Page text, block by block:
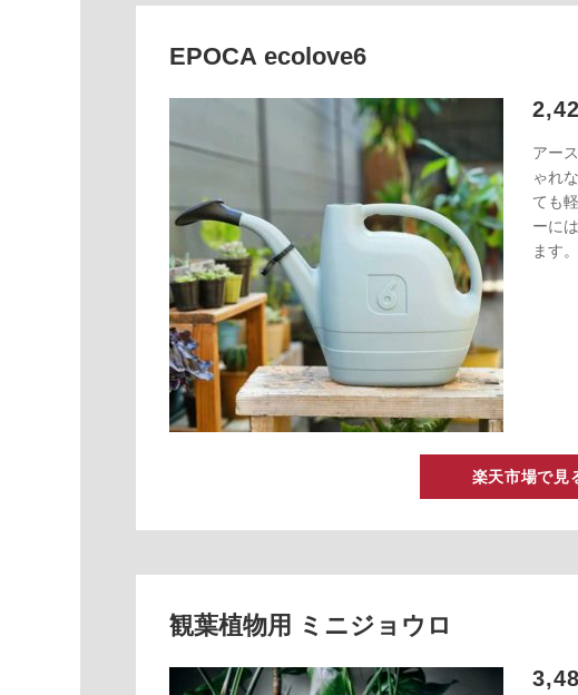
EPOCA ecolove6
アー
ゃれ
ても
ーに
ます。
楽天市場で見
観葉植物用 ミニジョウロ